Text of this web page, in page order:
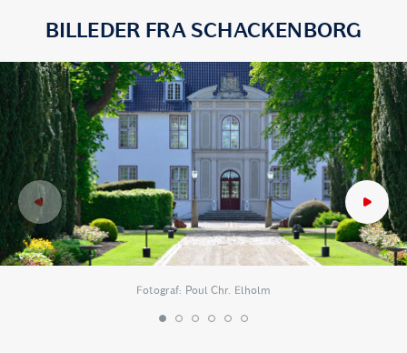
BILLEDER FRA SCHACKENBORG
Fotograf: Poul Chr. Elholm